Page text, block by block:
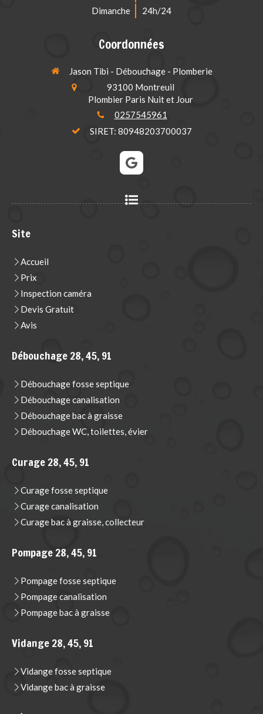
Dimanche
24h/24
Coordonnées
Jason Tibi - Débouchage - Plomberie
93100 Montreuil
Plombier Paris Nuit et Jour
0257545961
SIRET: 80948203700037
Site
Accueil
Prix
Inspection caméra
Devis Gratuit
Avis
Débouchage 28, 45, 91
Débouchage fosse septique
Débouchage canalisation
Débouchage bac à graisse
Débouchage WC, toilettes, évier
Curage 28, 45, 91
Curage fosse septique
Curage canalisation
Curage bac à graisse, collecteur
Pompage 28, 45, 91
Pompage fosse septique
Pompage canalisation
Pompage bac à graisse
Vidange 28, 45, 91
Vidange fosse septique
Vidange bac à graisse